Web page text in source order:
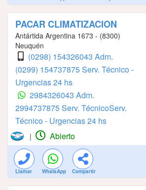
PACAR CLIMATIZACION
Antártida Argentina 1673 - (8300)
Neuquén
(0298) 154326043 Adm.
(0299) 154737875 Serv. Técnico -
Urgencias 24 hs
2984326043 Adm.
2994737875 Serv. TécnicoServ.
Técnico - Urgencias 24 hs
| Abierto
Llamar WhatsApp Compartir